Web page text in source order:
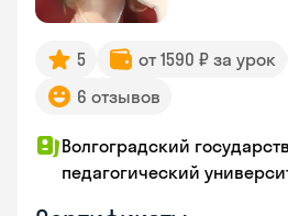
5 от 1590 ₽ за урок
6 отзывов
Волгоградский
педагогический